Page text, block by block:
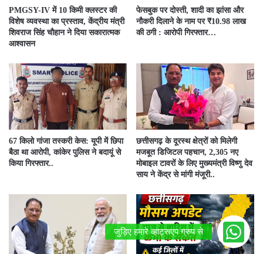
PMGSY-IV में 10 किमी क्लस्टर की
विशेष व्यवस्था का प्रस्ताव, केंद्रीय मंत्री
शिवराज सिंह चौहान ने दिया सकारात्मक
आश्वासन
फेसबुक पर दोस्ती, शादी का झांसा और
नौकरी दिलाने के नाम पर ₹10.98 लाख
की ठगी : आरोपी गिरफ्तार…
67 किलो गांजा तस्करी केस: यूपी में छिपा
बैठा था आरोपी, कांकेर पुलिस ने बदायूं से
किया गिरफ्तार..
छत्तीसगढ़ के दूरस्थ क्षेत्रों को मिलेगी
मजबूत डिजिटल पहचान, 2,305 नए
मोबाइल टावरों के लिए मुख्यमंत्री विष्णु देव
साय ने केंद्र से मांगी मंजूरी..